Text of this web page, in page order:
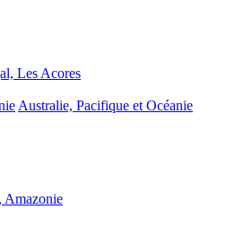
Les Acores
Australie, Pacifique et Océanie
Amazonie